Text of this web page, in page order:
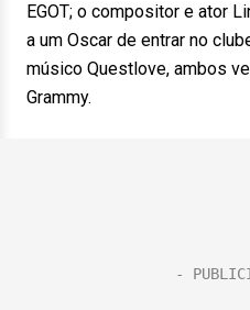
EGOT; o compositor e ator
a um Oscar de entrar no
músico Questlove, ambos
Grammy.